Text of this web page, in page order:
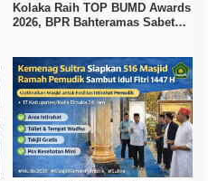
Kolaka Raih TOP BUMD Awards
2026, BPR Bahteramas Sabet